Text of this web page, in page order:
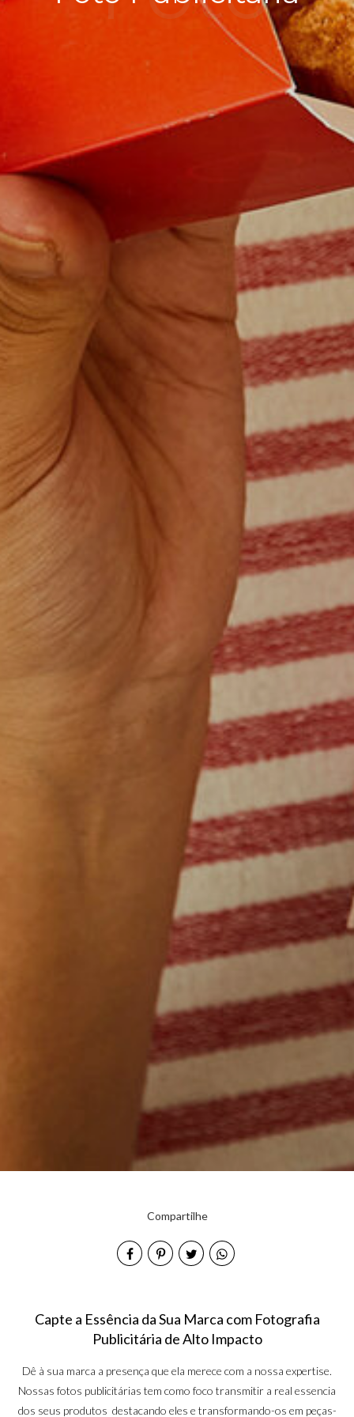
Publicit
ária
Compartilhe
Capte a Essência da Sua Marca com Fotografia
Publicitária de Alto Impacto
Dê à sua marca a presença que ela merece com a nossa expertise.
Nossas fotos publicitárias tem como foco transmitir a real essencia
dos seus produtos destacando eles e transformando-os em peças-